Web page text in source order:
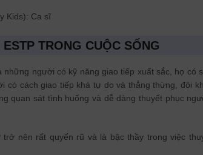
Kids): Ca sĩ
TRONG CUỘC SỐNG
những người có kỹ năng giao tiếp xuất sắc, họ có
có cách giao tiếp khá tự do và thẳng thừng, đôi
quan sát tình huống và dễ dàng thuyết phục
trở nên rất quyến rũ và là bậc thầy trong việc